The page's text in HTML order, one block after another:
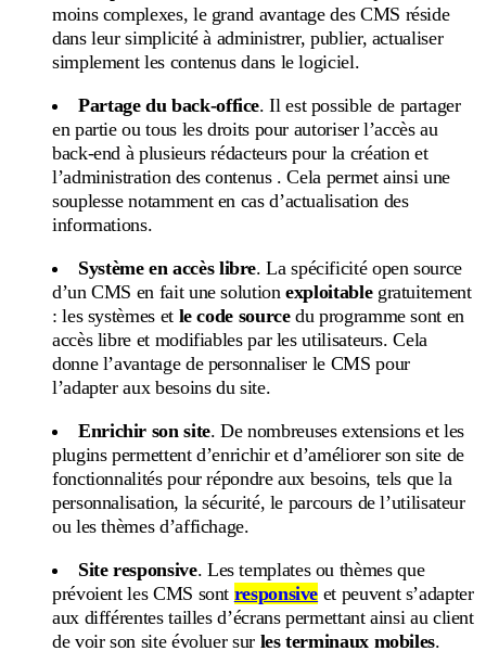
moins complexes, le grand avantage des CMS réside
dans leur simplicité à administrer, publier, actualiser
simplement les contenus dans le logiciel.
Partage du back-office. Il est possible de partager
en partie ou tous les droits pour autoriser l’accès au
back-end à plusieurs rédacteurs pour la création et
l’administration des contenus . Cela permet ainsi une
souplesse notamment en cas d’actualisation des
informations.
Système en accès libre. La spécificité open source
d’un CMS en fait une solutionexploitablegratuitement
: les systèmes et le code sourcedu programme sont en
accès libre et modifiables par les utilisateurs. Cela
donne l’avantage de personnaliser le CMS pour
l’adapter aux besoins du site.
Enrichir son site. De nombreuses extensions et les
plugins permettent d’enrichir et d’améliorer son site de
fonctionnalités pour répondre aux besoins, tels que la
personnalisation, la sécurité, le parcours de l’utilisateur
ou les thèmes d’affichage.
Site responsive. Les templates ou thèmes que
prévoient les CMS sont responsive et peuvent s’adapter
aux différentes tailles d’écrans permettant ainsi au client
de voir son site évoluer sur les terminaux mobiles.